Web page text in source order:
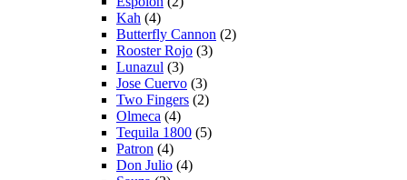
Kah (4)
Butterfly Cannon (2)
Rooster Rojo (3)
Lunazul (3)
Jose Cuervo (3)
Two Fingers (2)
Olmeca (4)
Tequila 1800 (5)
Patron (4)
Don Julio (4)